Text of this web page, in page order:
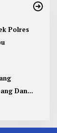
Polres
Dan